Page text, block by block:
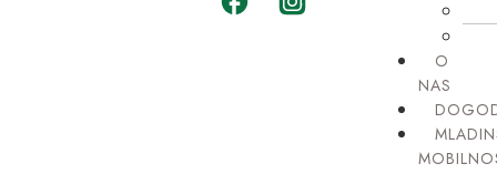
O
NAS